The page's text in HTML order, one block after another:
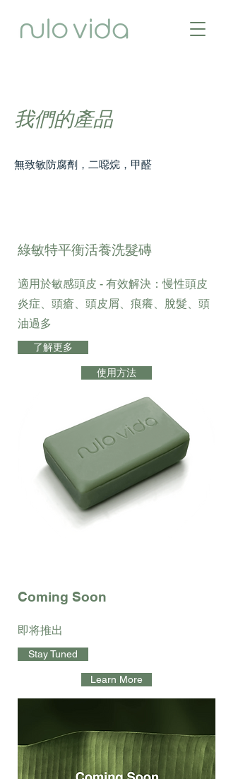
我們的產品
​無致敏防腐劑，二噁烷，甲醛
綠敏特平衡活養洗髮磚
適用於敏感頭皮 - 有效解決：慢性頭皮
炎症、頭瘡、頭皮屑、痕癢、脫髮、頭
油過多
了解更多
使用方法
Coming Soon
即将推出
Stay Tuned
Learn More